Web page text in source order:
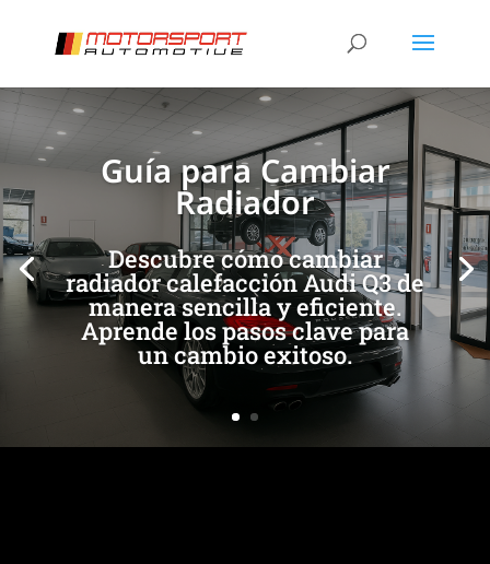
Guía para Cambiar
Radiador
Descubre cómo cambiar
radiador calefacción Audi Q3 de
manera sencilla y eficiente.
Aprende los pasos clave para
un cambio exitoso.
[/et_pb_slide] [/et_pb_slide]